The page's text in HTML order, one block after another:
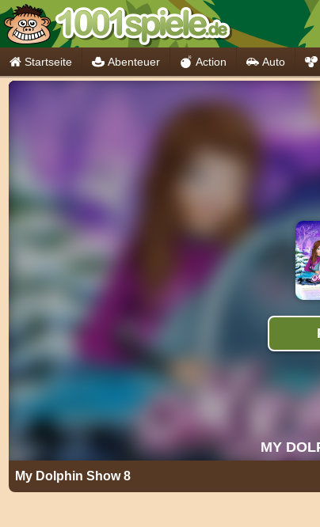
Startseite Abenteuer Action Auto
My Dolphin Show 8